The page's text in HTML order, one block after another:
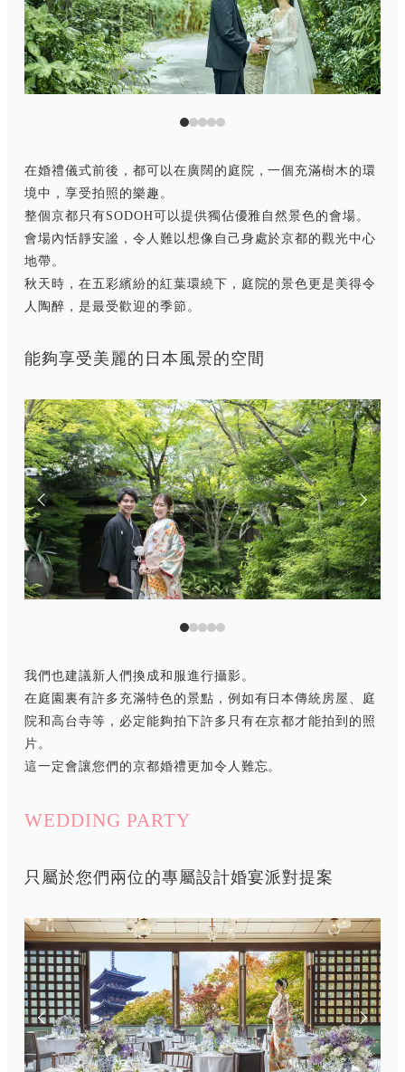
在婚禮儀式前後，都可以在廣闊的庭院，一個充滿樹木的環
境中，享受拍照的樂趣。
整個京都只有SODOH可以提供獨佔優雅自然景色的會場。
會場內恬靜安謐，令人難以想像自己身處於京都的觀光中心
地帶。
秋天時，在五彩繽紛的紅葉環繞下，庭院的景色更是美得令
人陶醉，是最受歡迎的季節。
能夠享受美麗的日本風景的空間
我們也建議新人們換成和服進行攝影。
在庭園裏有許多充滿特色的景點，例如有日本傳統房屋、庭
院和高台寺等，必定能夠拍下許多只有在京都才能拍到的照
片。
這一定會讓您們的京都婚禮更加令人難忘。
WEDDING PARTY
只屬於您們兩位的專屬設計婚宴派對提案